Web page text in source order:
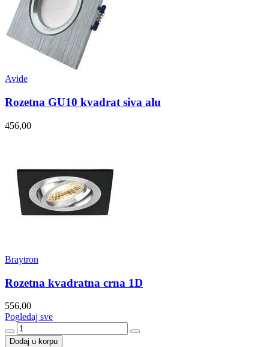
Avide
Rozetna GU10 kvadrat siva alu
456,00
Braytron
Rozetna kvadratna crna 1D
556,00
Pogledaj sve
Dodaj u korpu